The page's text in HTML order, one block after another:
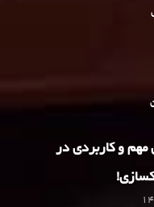
07 مزایای مهم و کاربردی در